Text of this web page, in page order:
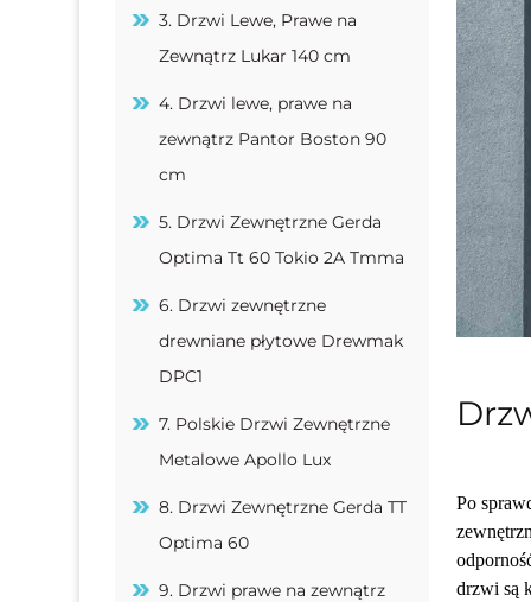
3. Drzwi Lewe, Prawe na
Zewnątrz Lukar 140 cm
4. Drzwi lewe, prawe na
zewnątrz Pantor Boston 90
cm
5. Drzwi Zewnętrzne Gerda
Optima Tt 60 Tokio 2A Tmma
6. Drzwi zewnętrzne
drewniane płytowe Drewmak
DPC1
7. Polskie Drzwi Zewnętrzne
Metalowe Apollo Lux
8. Drzwi Zewnętrzne Gerda TT
Optima 60
9. Drzwi prawe na zewnątrz
Po
drzwi są